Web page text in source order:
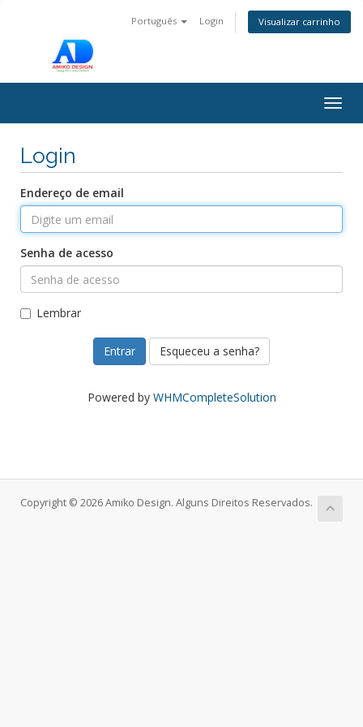
Português Login Visualizar carrinho
Login
Endereço de email
Senha de acesso
Lembrar
Esqueceu a senha?
Powered by WHMCompleteSolution
Copyright © 2026 Amiko Design. Alguns Direitos Reservados.